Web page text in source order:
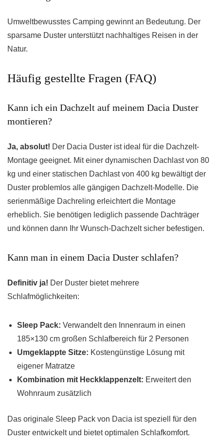
Umweltbewusstes Camping gewinnt an Bedeutung. Der
sparsame Duster unterstützt nachhaltiges Reisen in der
Natur.
Häufig gestellte Fragen (FAQ)
Kann ich ein Dachzelt auf meinem Dacia Duster
montieren?
Ja, absolut! Der Dacia Duster ist ideal für die Dachzelt-
Montage geeignet. Mit einer dynamischen Dachlast von 80
kg und einer statischen Dachlast von 400 kg bewältigt der
Duster problemlos alle gängigen Dachzelt-Modelle. Die
serienmäßige Dachreling erleichtert die Montage
erheblich. Sie benötigen lediglich passende Dachträger
und können dann Ihr Wunsch-Dachzelt sicher befestigen.
Kann man in einem Dacia Duster schlafen?
Definitiv ja! Der Duster bietet mehrere
Schlafmöglichkeiten:
Sleep Pack: Verwandelt den Innenraum in einen
185×130 cm großen Schlafbereich für 2 Personen
Umgeklappte Sitze: Kostengünstige Lösung mit
eigener Matratze
Kombination mit Heckklappenzelt: Erweitert den
Wohnraum zusätzlich
Das originale Sleep Pack von Dacia ist speziell für den
Duster entwickelt und bietet optimalen Schlafkomfort.